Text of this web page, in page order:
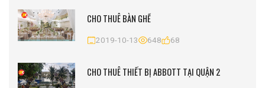
CHO THUÊ BÀN GHẾ
2019-10-13 648 68
CHO THUÊ THIẾT BỊ ABBOTT TẠI QUẬN 2